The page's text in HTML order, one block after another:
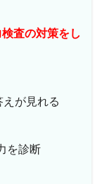
査の対策をし
が見れる
を診断